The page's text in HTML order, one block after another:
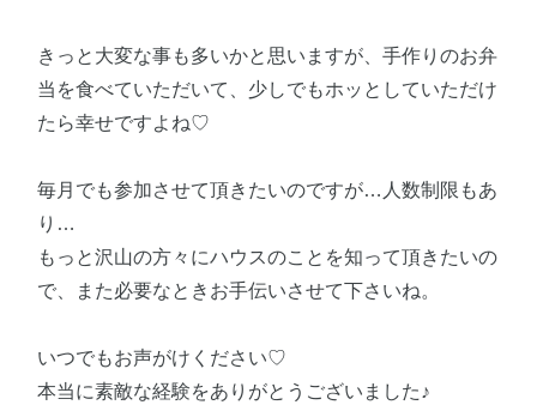
きっと大変な事も多いかと思いますが、手作りのお弁
当を食べていただいて、少しでもホッとしていただけ
たら幸せですよね♡
毎月でも参加させて頂きたいのですが…人数制限もあ
り…
もっと沢山の方々にハウスのことを知って頂きたいの
で、また必要なときお手伝いさせて下さいね。
いつでもお声がけください♡
本当に素敵な経験をありがとうございました♪